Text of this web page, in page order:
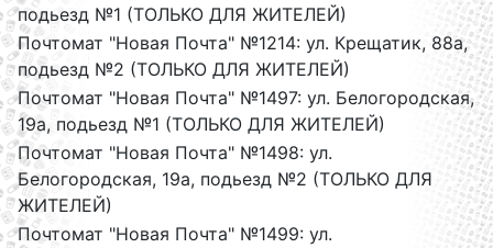
подьезд №1 (ТОЛЬКО ДЛЯ ЖИТЕЛЕЙ)
Почтомат "Новая Почта" №1214: ул. Крещатик, 88а,
подьезд №2 (ТОЛЬКО ДЛЯ ЖИТЕЛЕЙ)
Почтомат "Новая Почта" №1497: ул. Белогородская,
19а, подьезд №1 (ТОЛЬКО ДЛЯ ЖИТЕЛЕЙ)
Почтомат "Новая Почта" №1498: ул.
Белогородская, 19а, подьезд №2 (ТОЛЬКО ДЛЯ
ЖИТЕЛЕЙ)
Почтомат "Новая Почта" №1499: ул.